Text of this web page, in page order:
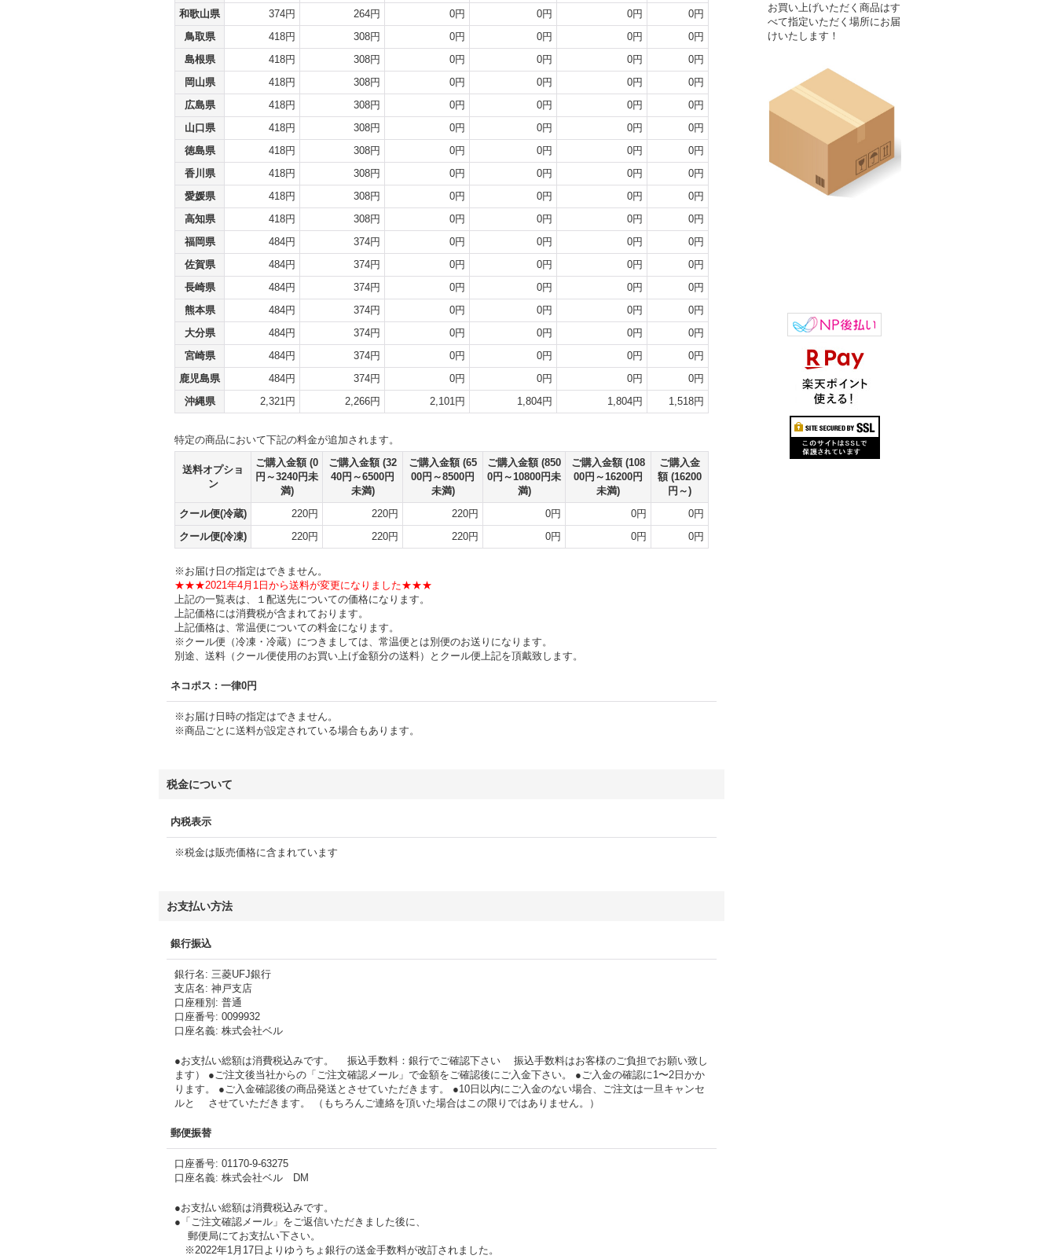
和歌山県
374円 264円 0円 0円 0円
0円
鳥取県
418円 308円 0円 0円 0円
0円
島根県
418円 308円 0円 0円 0円
0円
岡山県
418円 308円 0円 0円 0円
0円
広島県
418円 308円 0円 0円 0円
0円
山口県
418円 308円 0円 0円 0円
0円
徳島県
418円 308円 0円 0円 0円
0円
香川県
418円 308円 0円 0円 0円
0円
愛媛県
418円 308円 0円 0円 0円
0円
高知県
418円 308円 0円 0円 0円
0円
福岡県
484円 374円 0円 0円 0円
0円
佐賀県
484円 374円 0円 0円 0円
0円
長崎県
484円 374円 0円 0円 0円
0円
熊本県
484円 374円 0円 0円 0円
0円
大分県
484円 374円 0円 0円 0円
0円
宮崎県
484円 374円 0円 0円 0円
0円
鹿児島県
484円 374円 0円 0円 0円
0円
沖縄県
2,321円 2,266円 2,101円 1,804円 1,804円 1,518円
特定の商品において下記の料金が追加されます。
送料オプショ
ン
ご購入金額 (0
円～3240円未
満)
ご購入金額 (32
40円～6500円
未満)
ご購入金額 (65
00円～8500円
未満)
ご購入金額 (850
0円～10800円未
満)
ご購入金額 (108
00円～16200円
未満)
ご購入金
額 (16200
円～)
クール便(冷蔵)
220円 220円 220円 0円 0円
0円
クール便(冷凍)
220円 220円 220円 0円 0円 0円
※お届け日の指定はできません。
★★★2021年4月1日から送料が変更になりました★★★
上記の一覧表は、１配送先についての価格になります。
上記価格には消費税が含まれております。
上記価格は、常温便についての料金になります。
※クール便（冷凍・冷蔵）につきましては、常温便とは別便のお送りになります。
別途、送料（クール便使用のお買い上げ金額分の送料）とクール便上記を頂戴致します。
ネコポス : 一律0円
※お届け日時の指定はできません。
※商品ごとに送料が設定されている場合もあります。
税金について
内税表示
※税金は販売価格に含まれています
お支払い方法
銀行振込
銀行名 : 三菱UFJ銀行
支店名 : 神戸支店
口座種別 : 普通
口座番号: 0099932
口座名義: 株式会社ベル
●お支払い総額は消費税込みです。 振込手数料：銀行でご確認下さい 振込手数料はお客様のご負担でお願い致し
ます） ●ご注文後当社からの「ご注文確認メール」で金額をご確認後にご入金下さい。 ●ご入金の確認に1〜2日かか
ります。 ●ご入金確認後の商品発送とさせていただきます。 ●10日以内にご入金のない場合、ご注文は一旦キャンセ
ルと させていただきます。 （もちろんご連絡を頂いた場合はこの限りではありません。）
郵便振替
口座番号: 01170-9-63275
口座名義: 株式会社ベル DM
●お支払い総額は消費税込みです。
●「ご注文確認メール」をご返信いただきました後に、
郵便局にてお支払い下さい。
※2022年1月17日よりゆうちょ銀行の送金手数料が改訂されました。
お買い上げいただく商品はす
べて指定いただく場所にお届
けいたします！